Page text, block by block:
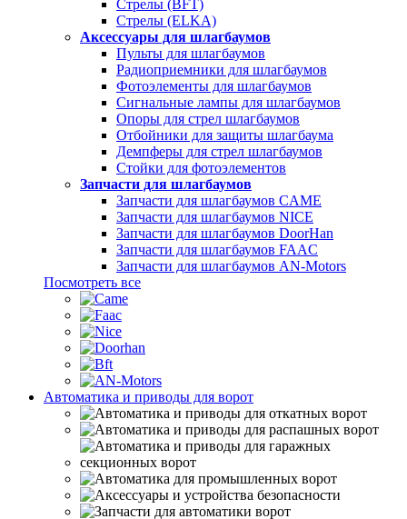
Стрелы (BFT)
Стрелы (ELKA)
Аксессуары для шлагбаумов
Пульты для шлагбаумов
Радиоприемники для шлагбаумов
Фотоэлементы для шлагбаумов
Сигнальные лампы для шлагбаумов
Опоры для стрел шлагбаумов
Отбойники для защиты шлагбаума
Демпферы для стрел шлагбаумов
Стойки для фотоэлементов
Запчасти для шлагбаумов
Запчасти для шлагбаумов CAME
Запчасти для шлагбаумов NICE
Запчасти для шлагбаумов DoorHan
Запчасти для шлагбаумов FAAC
Запчасти для шлагбаумов AN-Motors
Посмотреть все
Автоматика и приводы для ворот